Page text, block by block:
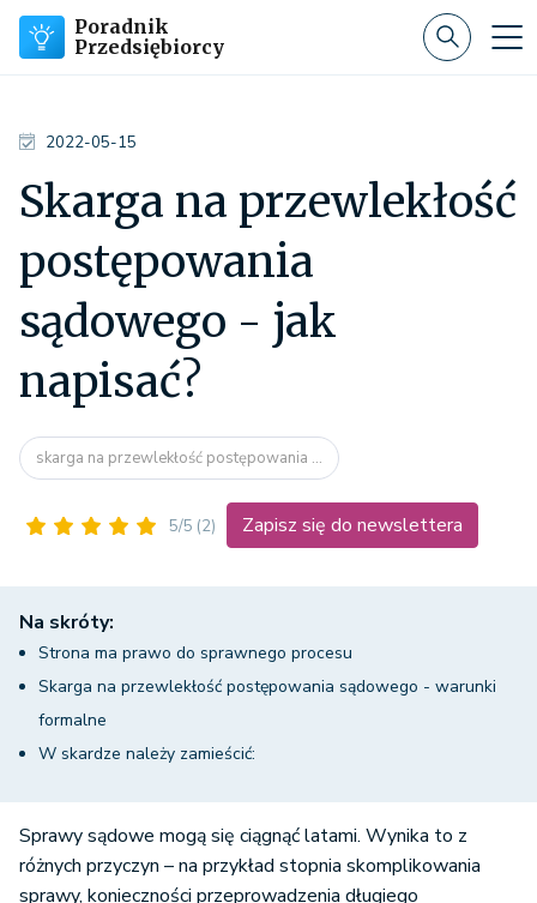
Poradnik
Przedsiębiorcy
2022-05-15
Skarga na przewlekłość
postępowania
sądowego - jak
napisać?
skarga na przewlekłość postępowania ...
5/5 (2) Zapisz się do newslettera
Na skróty:
Strona ma prawo do sprawnego procesu
Skarga na przewlekłość postępowania sądowego - warunki
formalne
W skardze należy zamieścić:
Sprawy sądowe mogą się ciągnąć latami. Wynika to z
różnych przyczyn – na przykład stopnia skomplikowania
sprawy, konieczności przeprowadzenia długiego